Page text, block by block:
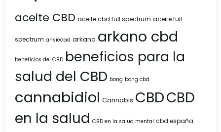
aceite CBD aceite cbd full spectrum aceite full
spectrum ansiedad arkano arkano cbd
beneficios del CBD beneficios para la
salud del CBD bong bong cbd
cannabidiol Cannabis CBDCBD
en la salud CBD en la salud mental cbd españa